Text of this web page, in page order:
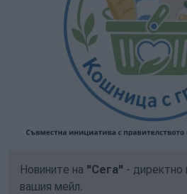
Новините на "Сега" - директно
вашия мейл.